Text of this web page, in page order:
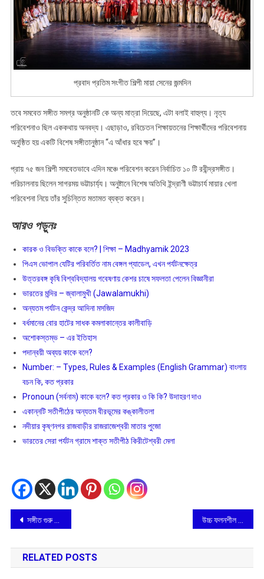
প্রবাদ প্রতিম সংগীত শিল্পী মায়া সেনের জন্মদিন
তবে সমবেত সঙ্গীত সমগ্র অনুষ্ঠানটি কে অন্য মাত্রা দিয়েছে, এটা বলাই বাহুল্য। নৃত্য
পরিবেশনাও ছিল এককথায় অনবদ্য। এছাড়াও, রবিচেতন শিক্ষায়তনের শিক্ষার্থীদের পরিবেশনায়
অনুষ্ঠিত হয় একটি বিশেষ সঙ্গীতানুষ্ঠান “এ আঁধার হবে ক্ষয়”।
প্রায় ৭৫ জন শিল্পী সমবেতভাবে এদিন মঞ্চে পরিবেশন করেন নির্বাচিত ১০ টি রবীন্দ্রসঙ্গীত।
পরিচালনায় ছিলেন সাগরময় ভট্টাচার্য্য। অনুষ্টানে বিশেষ অতিথি ইন্দ্রাণী ভট্টাচার্য মায়ার খেলা
পরিবেশনা নিয়ে তাঁর সুচিন্তিত মতামত ব্যক্ত করেন।
আরও পড়ুনঃ
কারক ও বিভক্তি কাকে বলে? | শিক্ষা – Madhyamik 2023
পিএস ভোপাল যেটির পরিবর্তিত নাম বেঙ্গল প্যাডেল, এখন পর্যটনক্ষেত্র
উত্তরবঙ্গ কৃষি বিশ্ববিদ্যালয় গবেষণায় কেশর চাষে সফলতা পেলেন বিজ্ঞানীরা
ভারতের মন্দির – জ্বালামুখী (Jawalamukhi)
অন্যতম পর্যটন কেন্দ্র আদিনা মসজিদ
বর্ধমানের বোর হাটের সাধক কমলাকান্তের কালীবাড়ি
অশােকস্তম্ভ – এর ইতিহাস
পদান্বয়ী অব্যয় কাকে বলে?
Number: – Types, Rules & Examples (English Grammar) বাংলায়
বচন কি, কত প্রকার
Pronoun (সর্বনাম) কাকে বলে? কত প্রকার ও কি কি? উদাহরণ দাও
একান্নটি সতীপীঠের অন্যতম বীরভূমের কঙ্কালীতলা
নদীয়ার কৃষ্ণনগর রাজবাড়ীর রাজরাজেশ্বরী মাতার পুজো
ভারতের সেরা পর্যটন গ্রামে শাক্ত সতীপীঠ কিরীটেশ্বরী মেলা
Post
navigation
সঙ্গীত গুরু সুবিনয় রায়ের ১০৩ তম জন্মবার্ষিকী
RELATED POSTS